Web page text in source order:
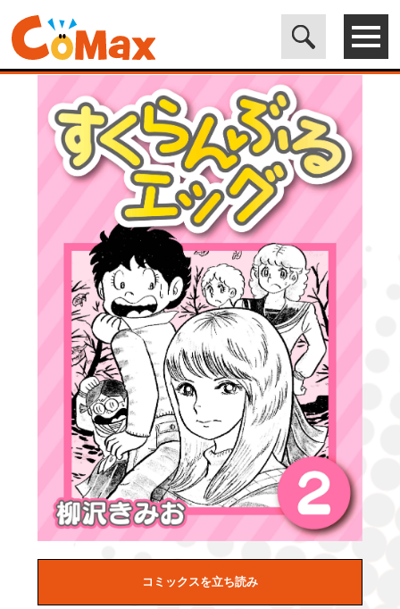
電子書籍マンガ CoMax(コマックス)公式サイト - 株式会社ICE>
LEGEND> すくらんぶるエッグ2
コミックスを立ち読み